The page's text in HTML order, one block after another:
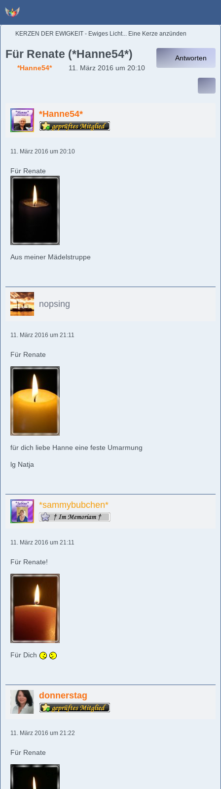
KERZEN DER EWIGKEIT - Ewiges Licht... Eine Kerze anzünden
Für Renate (*Hanne54*)
*Hanne54* 11. März 2016 um 20:10
Antworten
*Hanne54*
11. März 2016 um 20:10
Für Renate
Aus meiner Mädelstruppe
nopsing
11. März 2016 um 21:11
Für Renate
für dich liebe Hanne eine feste Umarmung
lg Natja
*sammybubchen*
11. März 2016 um 21:11
Für Renate!
Für Dich
donnerstag
11. März 2016 um 21:22
Für Renate